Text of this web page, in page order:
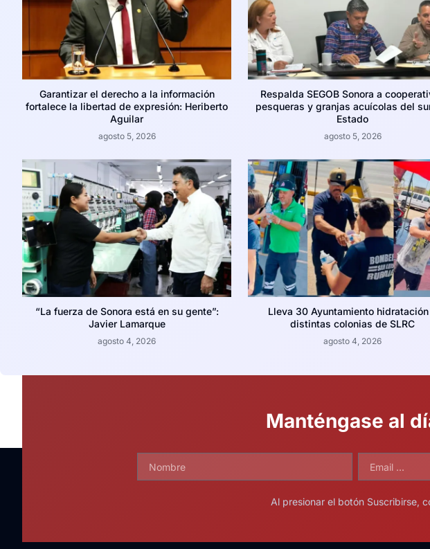
Garantizar el derecho a la información
fortalece la libertad de expresión: Heriberto
Aguilar
agosto 5, 2026
Respalda SEGOB Sonora a
pesqueras y granjas acuícolas del
Estado
agosto 5, 2026
“La fuerza de Sonora está en su gente”:
Javier Lamarque
agosto 4, 2026
Lleva 30 Ayuntamiento hidratación
distintas colonias de SLRC
agosto 4, 2026
Manténgase al
Al presionar el botón Suscribirse,